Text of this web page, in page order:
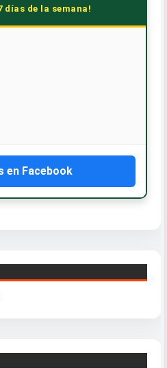
días de la semana!
en Facebook